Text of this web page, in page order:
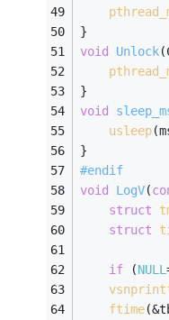
}
void
Unlock
}
void
usleep
}
#endif
void
LogV(
struct
struct
if (NULL
ftime